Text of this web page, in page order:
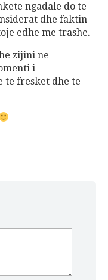
ngadale do te
dhe faktin
edhe me trashe.
zijini ne
i
te fresket dhe te